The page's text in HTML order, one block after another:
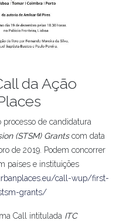
da Ação
de candidatura
(STSM) Grants com data
de 2019. Podem concorrer
países e instituições
call-wup/first-
grants/
Call intitulada ITC